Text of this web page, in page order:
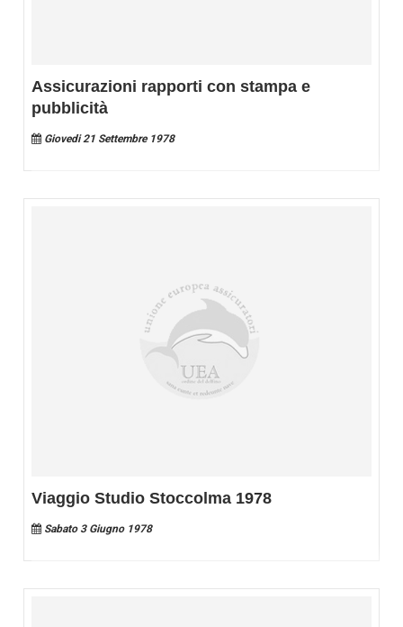
Assicurazioni rapporti con stampa e
pubblicità
Giovedi 21 Settembre 1978
Viaggio Studio Stoccolma 1978
Sabato 3 Giugno 1978